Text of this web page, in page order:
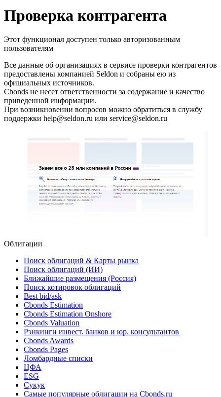
Запросить доступ
Проверка контрагента
Этот функционал доступен только авторизованным
пользователям
Все данные об организациях в сервисе проверки контрагентов
предоставлены компанией Seldon и собраны ею из
официальных источников.
При возникновении вопросов можно обратиться в службу
Облигации
Поиск облигаций & Карты рынка
Поиск облигаций (ИИ)
Ближайшие размещения (Россия)
Поиск котировок облигаций
Best bid/ask
Cbonds Estimation
Cbonds Estimation Onshore
Cbonds Valuation
Рэнкинги инвест. банков и юр. консультантов
Cbonds Awards
Cbonds Pages
Ломбардные списки